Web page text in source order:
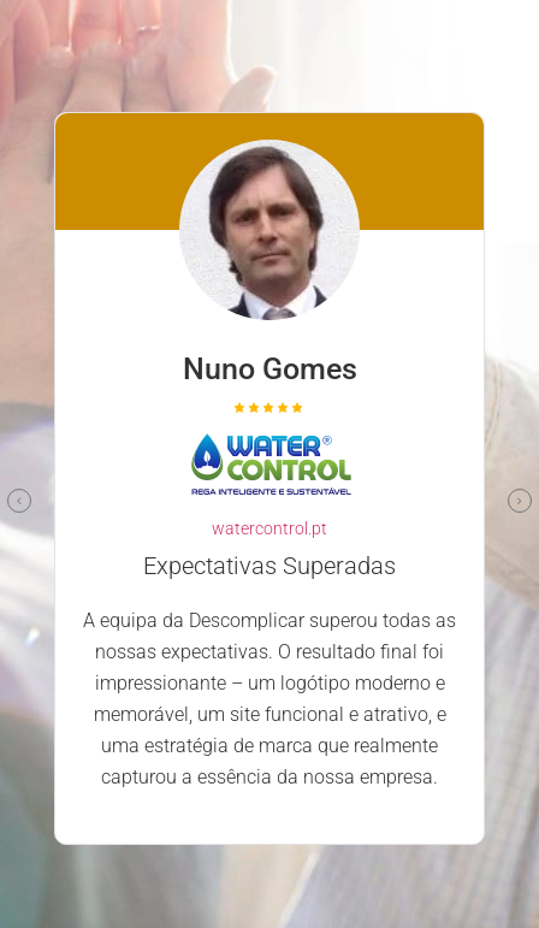
Nuno Gomes
watercontrol.pt
Expectativas Superadas
A equipa da Descomplicar superou todas as
nossas expectativas. O resultado final foi
impressionante – um logótipo moderno e
memorável, um site funcional e atrativo, e
uma estratégia de marca que realmente
capturou a essência da nossa empresa.